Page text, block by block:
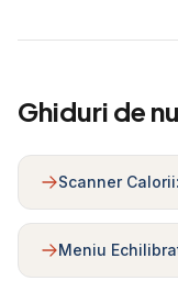
Ghiduri de
Scanner
Meniu